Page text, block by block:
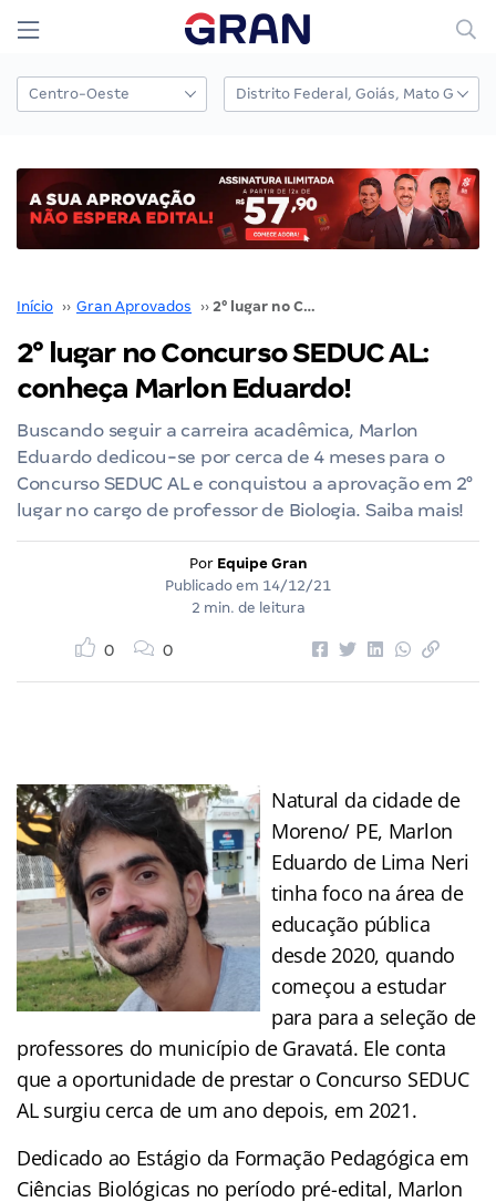
Início ›› Gran Aprovados ›› 2° lugar no Concurso SEDUC AL: conheça Marlon Eduardo!
2° lugar no Concurso SEDUC AL:
conheça Marlon Eduardo!
Buscando seguir a carreira acadêmica, Marlon
Eduardo dedicou-se por cerca de 4 meses para o
Concurso SEDUC AL e conquistou a aprovação em 2°
lugar no cargo de professor de Biologia. Saiba mais!
Por Equipe Gran
Publicado em 14/12/21
2 min. de leitura
0 0
Natural da cidade de
Moreno/ PE, Marlon
Eduardo de Lima Neri
tinha foco na área de
educação pública
desde 2020, quando
começou a estudar
para para a seleção de
professores do município de Gravatá. Ele conta
que a oportunidade de prestar o Concurso SEDUC
AL surgiu cerca de um ano depois, em 2021.
Dedicado ao Estágio da Formação Pedagógica em
Ciências Biológicas no período pré-edital, Marlon